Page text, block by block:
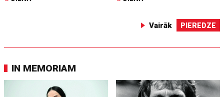
Vairāk PIEREDZE
IN MEMORIAM